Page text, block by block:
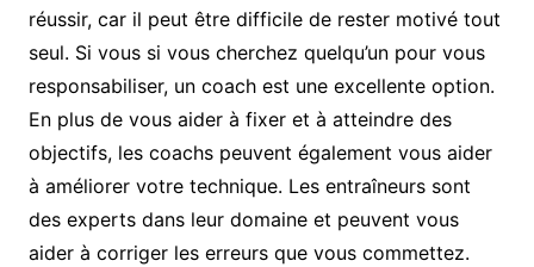
réussir, car il peut être difficile de rester motivé tout
seul. Si vous si vous cherchez quelqu’un pour vous
responsabiliser, un coach est une excellente option.
En plus de vous aider à fixer et à atteindre des
objectifs, les coachs peuvent également vous aider
à améliorer votre technique. Les entraîneurs sont
des experts dans leur domaine et peuvent vous
aider à corriger les erreurs que vous commettez.